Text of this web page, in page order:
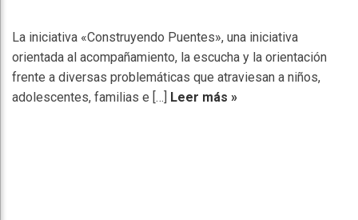
La iniciativa «Construyendo Puentes», una iniciativa
orientada al acompañamiento, la escucha y la orientación
frente a diversas problemáticas que atraviesan a niños,
adolescentes, familias e […] Leer más »